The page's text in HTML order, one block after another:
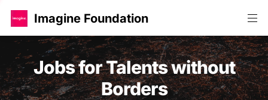
Imagine Foundation
Jobs for Talents without
Borders